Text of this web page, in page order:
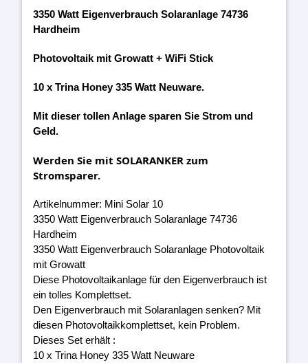
3350 Watt Eigenverbrauch Solaranlage 74736
Hardheim
Photovoltaik mit Growatt + WiFi Stick
10 x Trina Honey 335 Watt Neuware.
Mit dieser tollen Anlage sparen Sie Strom und
Geld.
Werden Sie mit SOLARANKER zum
Stromsparer.
Artikelnummer: Mini Solar 10
3350 Watt Eigenverbrauch Solaranlage 74736
Hardheim
3350 Watt Eigenverbrauch Solaranlage Photovoltaik
mit Growatt
Diese Photovoltaikanlage für den Eigenverbrauch ist
ein tolles Komplettset.
Den Eigenverbrauch mit Solaranlagen senken? Mit
diesen Photovoltaikkomplettset, kein Problem.
Dieses Set erhält :
10 x Trina Honey 335 Watt Neuware